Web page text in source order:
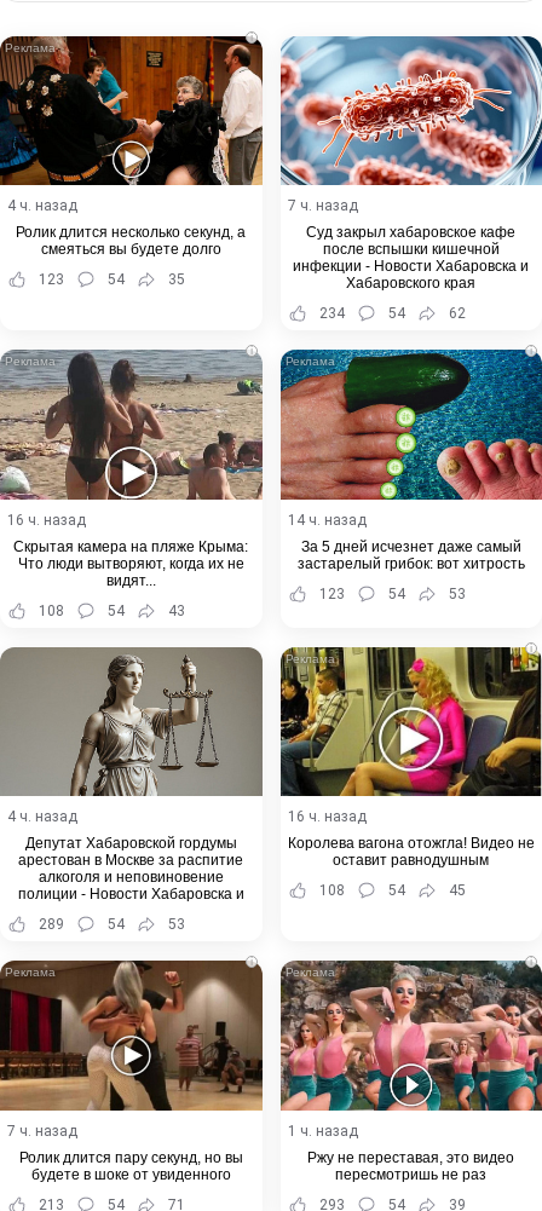
i
4 ч. назад
Ролик длится несколько секунд, а
смеяться вы будете долго
123
54 35
7 ч. назад
Суд закрыл хабаровское кафе
после вспышки кишечной
инфекции - Новости Хабаровска и
Хабаровского края
234
54 62
i
16 ч. назад
Скрытая камера на пляже Крыма:
Что люди вытворяют, когда их не
видят...
108
54 43
i
14 ч. назад
За 5 дней исчезнет даже самый
застарелый грибок: вот хитрость
123
54 53
4 ч. назад
Депутат Хабаровской гордумы
арестован в Москве за распитие
алкоголя и неповиновение
полиции - Новости Хабаровска и
289 54 53
i
16 ч. назад
Королева вагона отожгла! Видео не
оставит равнодушным
108
54 45
i
7 ч. назад
Ролик длится пару секунд, но вы
будете в шоке от увиденного
213
54 71
i
1 ч. назад
Ржу не переставая, это видео
пересмотришь не раз
293
54 39